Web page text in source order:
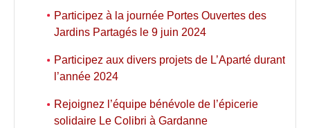
Participez à la journée Portes Ouvertes des
Jardins Partagés le 9 juin 2024
Participez aux divers projets de L’Aparté durant
l’année 2024
Rejoignez l’équipe bénévole de l’épicerie
solidaire Le Colibri à Gardanne